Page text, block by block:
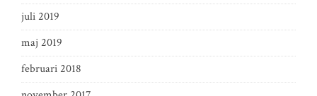
juli 2019
maj 2019
februari 2018